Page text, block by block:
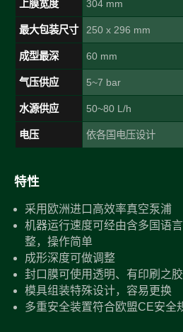
上膜宽度 304 mm
最大包装尺寸 250 x 296 mm
成型最深 60 mm
气压供应 5~7 bar
水源供应 50~80 L/h
电压 依各国电压设计
特性
采用欧洲进口高效率真空泵浦
机器运行速度可经由含多国语
整，操作简单
成形深度可做调整
封口膜可使用透明、有印刷之
模具组装特殊设计，容易更换
多重安全装置符合欧盟CE安全